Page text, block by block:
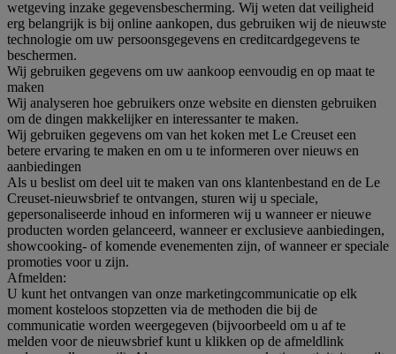
wetgeving inzake gegevensbescherming. Wij weten dat veiligheid
erg belangrijk is bij online aankopen, dus gebruiken wij de nieuwste
technologie om uw persoonsgegevens en creditcardgegevens te
beschermen.
Wij gebruiken gegevens om uw aankoop eenvoudig en op maat te
maken
Wij analyseren hoe gebruikers onze website en diensten gebruiken
om de dingen makkelijker en interessanter te maken.
Wij gebruiken gegevens om van het koken met Le Creuset een
betere ervaring te maken en om u te informeren over nieuws en
aanbiedingen
Als u beslist om deel uit te maken van ons klantenbestand en de Le
Creuset-nieuwsbrief te ontvangen, sturen wij u speciale,
gepersonaliseerde inhoud en informeren wij u wanneer er nieuwe
producten worden gelanceerd, wanneer er exclusieve aanbiedingen,
showcooking- of komende evenementen zijn, of wanneer er speciale
promoties voor u zijn.
Afmelden:
U kunt het ontvangen van onze marketingcommunicatie op elk
moment kosteloos stopzetten via de methoden die bij de
communicatie worden weergegeven (bijvoorbeeld om u af te
melden voor de nieuwsbrief kunt u klikken op de afmeldlink